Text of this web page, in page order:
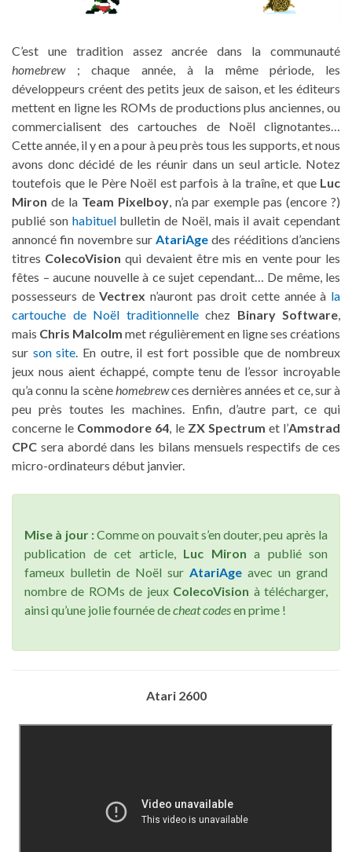
C’est une tradition assez ancrée dans la communauté
homebrew; chaque année, à la même période, les
développeurs créent des petits jeux de saison, et les éditeurs
mettent en ligne les ROMs de productions plus anciennes, ou
commercialisent des cartouches de Noël clignotantes…
Cette année, il y en a pour à peu près tous les supports, et nous
avons donc décidé de les réunir dans un seul article. Notez
toutefois que le Père Noël est parfois à la traîne, et que Luc
Miron de la Team Pixelboy, n’a par exemple pas (encore ?)
publié son habituelbulletin de Noël, mais il avait cependant
annoncé fin novembre surAtariAge des rééditions d’anciens
titres ColecoVision qui devaient être mis en vente pour les
fêtes – aucune nouvelle à ce sujet cependant… De même, les
possesseurs deVectrex n’auront pas droit cette année à la
cartouche de Noël traditionnellechez Binary Software,
mais Chris Malcolm met régulièrement en ligne ses créations
sur son site. En outre, il est fort possible que de nombreux
jeux nous aient échappé, compte tenu de l’essor incroyable
qu’a connu la scènehomebrewces dernières années et ce, sur à
peu près toutes les machines. Enfin, d’autre part, ce qui
concerne le Commodore 64, le ZX Spectrum et l’Amstrad
CPC sera abordé dans les bilans mensuels respectifs de ces
micro-ordinateurs début janvier.
Mise à jour :Comme on pouvait s’en douter, peu après la
publication de cet article,Luc Miron a publié son
fameux bulletin de Noël sur AtariAge avec un grand
nombre de ROMs de jeux ColecoVision à télécharger,
ainsi qu’une jolie fournée decheat codesen prime !
Atari 2600